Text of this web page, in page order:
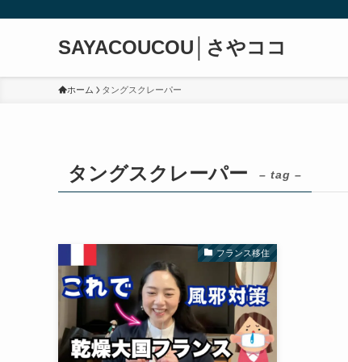
SAYACOUCOU│さやココ
ホーム タングスクレーパー
タングスクレーパー – tag –
フランス移住